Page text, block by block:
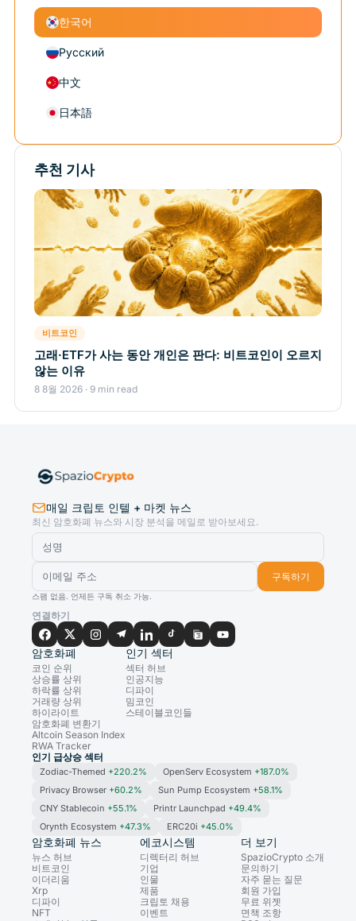
한국어
Русский
中文
日本語
추천 기사
비트코인
고래·ETF가 사는 동안 개인은 판다: 비트코인이 오르지
않는 이유
8 8월 2026 · 9 min read
매일 크립토 인텔 + 마켓 뉴스
최신 암호화폐 뉴스와 시장 분석을 메일로 받아보세요.
구독하기
스팸 없음. 언제든 구독 취소 가능.
연결하기
암호화폐
코인 순위
상승률 상위
하락률 상위
거래량 상위
하이라이트
암호화폐 변환기
Altcoin Season Index
RWA Tracker
인기 섹터
섹터 허브
인공지능
디파이
밈코인
스테이블코인들
인기 급상승 섹터
Zodiac-Themed +220.2% OpenServ Ecosystem +187.0%
Privacy Browser +60.2% Sun Pump Ecosystem +58.1%
CNY Stablecoin +55.1% Printr Launchpad +49.4%
Orynth Ecosystem +47.3% ERC20i +45.0%
암호화폐 뉴스
뉴스 허브
비트코인
이더리움
Xrp
디파이
NFT
에코시스템
디렉터리 허브
기업
인물
제품
크립토 채용
이벤트
더 보기
SpazioCrypto 소개
문의하기
자주 묻는 질문
회원 가입
무료 위젯
면책 조항